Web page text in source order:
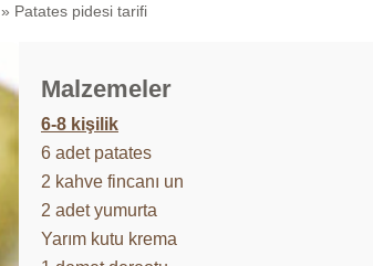
» Patates pidesi tarifi
Malzemeler
6-8 kişilik
6 adet patates
2 kahve fincanı un
2 adet yumurta
Yarım kutu krema